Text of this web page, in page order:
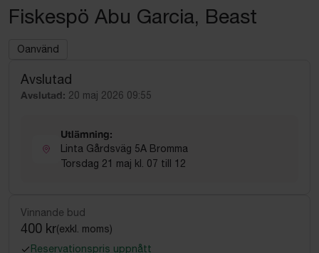
Fiskespö Abu Garcia, Beast
Oanvänd
Avslutad
Avslutad: 20 maj 2026 09:55
Utlämning:
Linta Gårdsväg 5A Bromma
Torsdag 21 maj kl. 07 till 12
Vinnande bud
400 kr(exkl. moms)
Reservationspris uppnått